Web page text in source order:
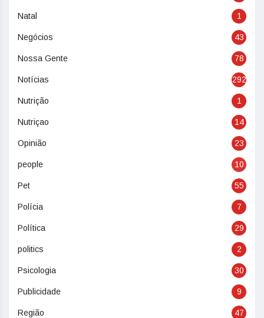
Natal 1
Negócios 43
Nossa Gente 78
Notícias 292
Nutrição 1
Nutriçao 14
Opinião 23
people 10
Pet 55
Polícia 7
Política 29
politics 2
Psicologia 30
Publicidade 9
Região 47